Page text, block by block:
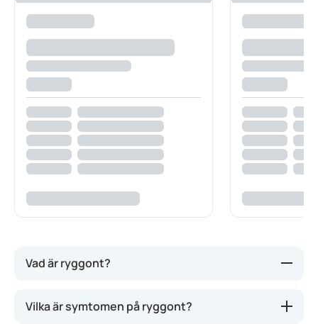
Vad är ryggont?
Ryggont är ett tillstånd som kan komma plötsligt
eller smyga sig på. Smärtan kan kännas molande
Vilka är symtomen på ryggont?